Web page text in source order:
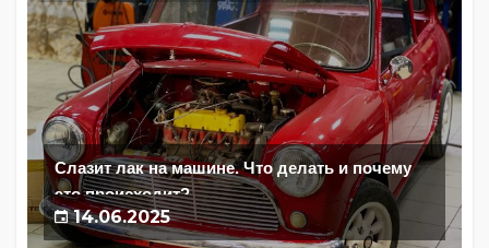
Слазит лак на машине. Что делать и почему
это происходит?
14.06.2025